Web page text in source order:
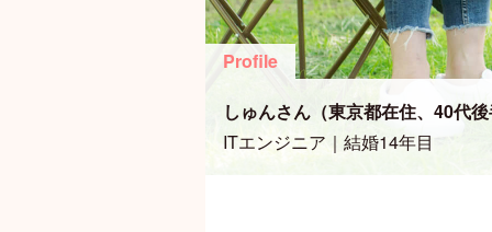
Profile
しゅんさん（東京都在住、40代
ITエンジニア｜結婚14年目